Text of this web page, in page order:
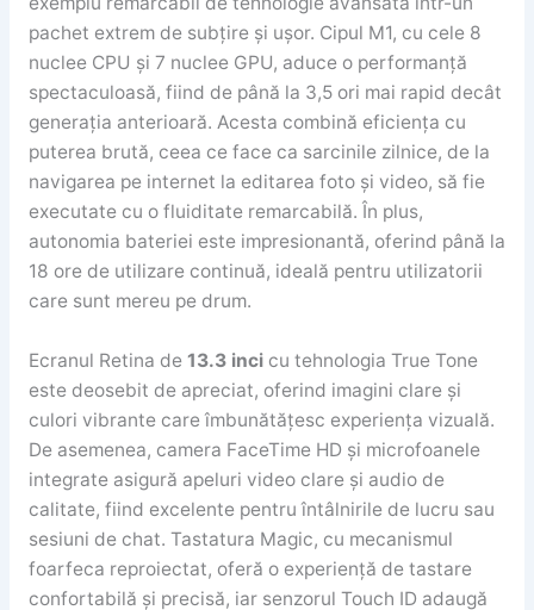
pachet extrem de subțire și ușor. Cipul M1, cu cele 8
nuclee CPU și 7 nuclee GPU, aduce o performanță
spectaculoasă, fiind de până la 3,5 ori mai rapid decât
generația anterioară. Acesta combină eficiența cu
puterea brută, ceea ce face ca sarcinile zilnice, de la
navigarea pe internet la editarea foto și video, să fie
executate cu o fluiditate remarcabilă. În plus,
autonomia bateriei este impresionantă, oferind până la
18 ore de utilizare continuă, ideală pentru utilizatorii
care sunt mereu pe drum.
Ecranul Retina de 13.3 inci cu tehnologia True Tone
este deosebit de apreciat, oferind imagini clare și
culori vibrante care îmbunătățesc experiența vizuală.
De asemenea, camera FaceTime HD și microfoanele
integrate asigură apeluri video clare și audio de
calitate, fiind excelente pentru întâlnirile de lucru sau
sesiuni de chat. Tastatura Magic, cu mecanismul
foarfeca reproiectat, oferă o experiență de tastare
confortabilă și precisă, iar senzorul Touch ID adaugă